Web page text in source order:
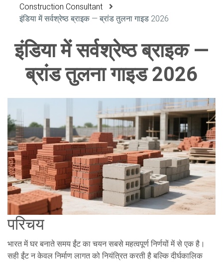
Construction Consultant
इंडिया में सर्वश्रेष्ठ ब्राइक — ब्रांड तुलना गाइड 2026
इंडिया में सर्वश्रेष्ठ ब्राइक —
ब्रांड तुलना गाइड 2026
परिचय
भारत में घर बनाते समय ईंट का चयन सबसे महत्वपूर्ण निर्णयों में से एक है।
सही ईंट न केवल निर्माण लागत को नियंत्रित करती है बल्कि दीर्घकालिक